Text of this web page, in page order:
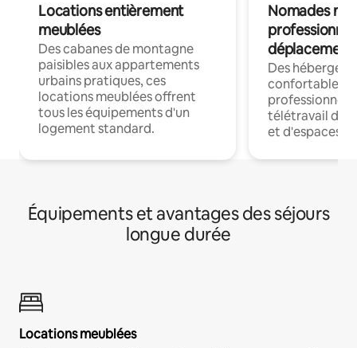
Locations entièrement
meublées
Des cabanes de montagne
paisibles aux appartements
urbains pratiques, ces
locations meublées offrent
tous les équipements d'un
logement standard.
Nomades
déplacement
Des
confortables
professionnels
télétravail
et d'espaces
Équipements et avantages des séjours
longue durée
Locations meublées